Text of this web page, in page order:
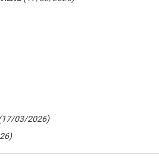
03/2026)